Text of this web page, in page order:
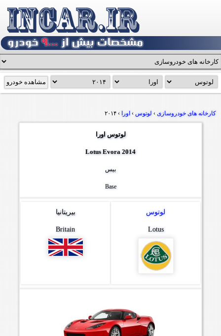
لوتوس اورا
Lotus Evora 2014
بیس
Base
لوتوس
Lotus
بیریتانیا
Britain
کارخانه های خودروسازی › لوتوس › اورا › ۲۰۱۴